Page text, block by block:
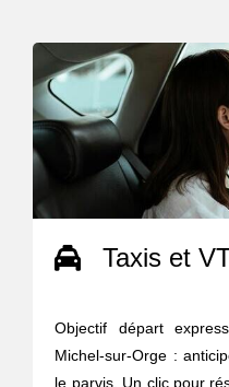
Taxis et
Objectif départ
Michel-sur-Orge :
le parvis. Un clic pour